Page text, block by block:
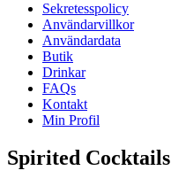
Sekretesspolicy
Användarvillkor
Användardata
Butik
Drinkar
FAQs
Kontakt
Min Profil
Spirited Cocktails